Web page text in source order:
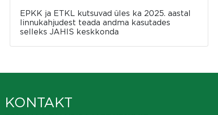
EPKK ja ETKL kutsuvad üles ka 2025. aastal
linnukahjudest teada andma kasutades
selleks JAHIS keskkonda
KONTAKT